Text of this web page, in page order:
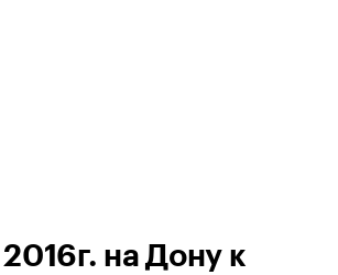
2016г. на Дону к